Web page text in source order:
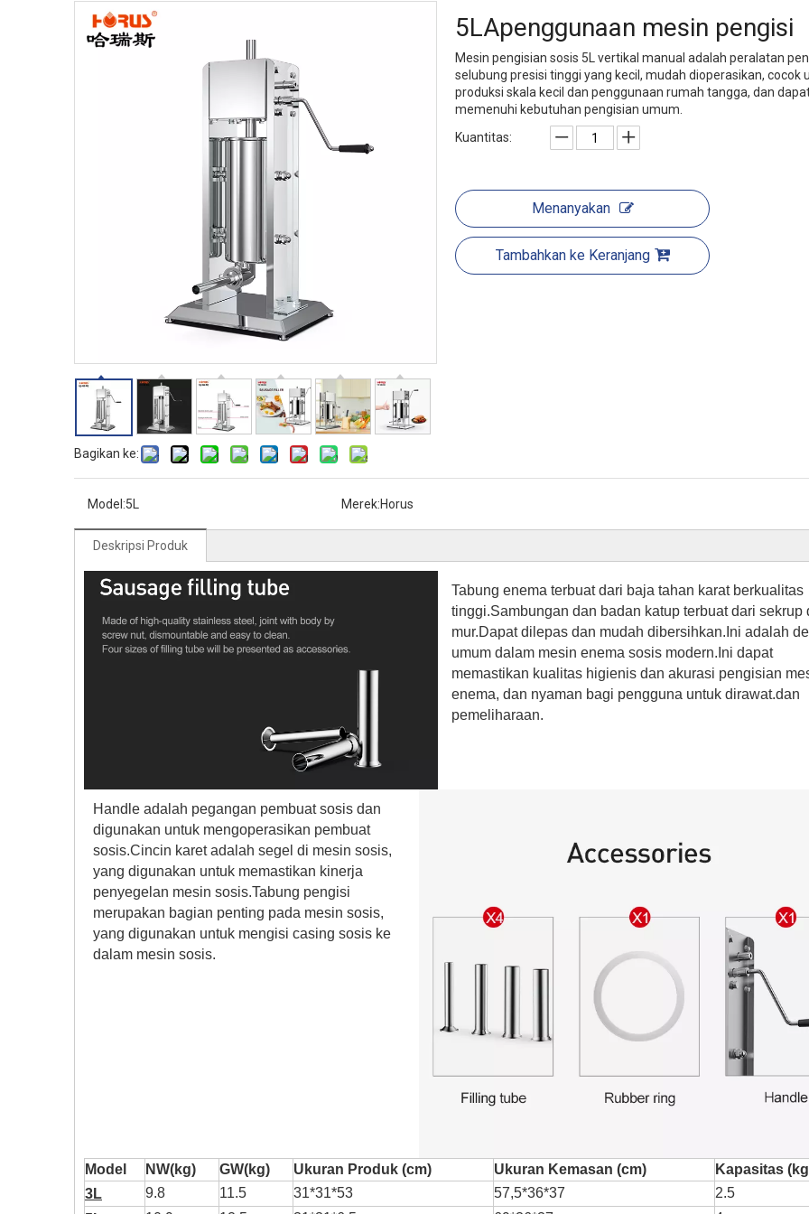
Bagikan ke:
5LApenggunaan mesin pengisi
Mesin pengisian sosis 5L vertikal manual adalah peralatan
selubung presisi tinggi yang kecil, mudah dioperasikan, cocok
produksi skala kecil dan penggunaan rumah tangga, dan
memenuhi kebutuhan pengisian umum.
Kuantitas:
Menanyakan
Tambahkan ke Keranjang
Model:5L Merek:Horus
Deskripsi Produk
Tabung enema terbuat dari baja tahan karat berkualitas
tinggi.Sambungan dan badan katup terbuat dari sekrup
mur.Dapat dilepas dan mudah dibersihkan.Ini adalah
umum dalam mesin enema sosis modern.Ini dapat
memastikan kualitas higienis dan akurasi pengisian
enema, dan nyaman bagi pengguna untuk dirawat.dan
pemeliharaan.
Handle adalah pegangan pembuat sosis dan
digunakan untuk mengoperasikan pembuat
sosis.Cincin karet adalah segel di mesin sosis,
yang digunakan untuk memastikan kinerja
penyegelan mesin sosis.Tabung pengisi
merupakan bagian penting pada mesin sosis,
yang digunakan untuk mengisi casing sosis ke
dalam mesin sosis.
Model NW(kg) GW(kg) Ukuran Produk (cm) Ukuran Kemasan (cm)
Kapasitas
3L
9.8 11.5 31*31*53 57,5*36*37
2.5
HR-3600 Pabrik